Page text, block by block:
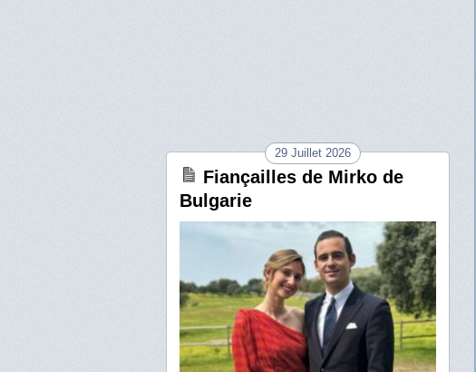
29 Juillet 2026
Fiançailles de Mirko de
Bulgarie